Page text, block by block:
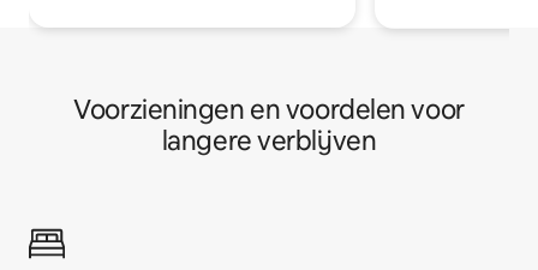
Voorzieningen en voordelen voor
langere verblijven